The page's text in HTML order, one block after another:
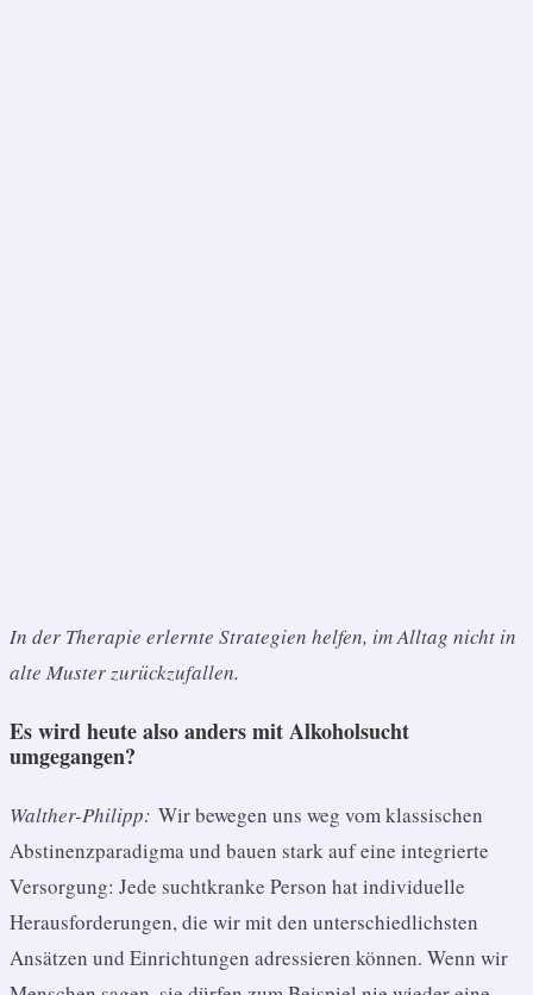
In der Therapie erlernte Strategien helfen, im Alltag nicht in
alte Muster zurückzufallen.
Es wird heute also anders mit Alkoholsucht
umgegangen?
Walther-Philipp: Wir bewegen uns weg vom klassischen
Abstinenzparadigma und bauen stark auf eine integrierte
Versorgung: Jede suchtkranke Person hat individuelle
Herausforderungen, die wir mit den unterschiedlichsten
Ansätzen und Einrichtungen adressieren können. Wenn wir